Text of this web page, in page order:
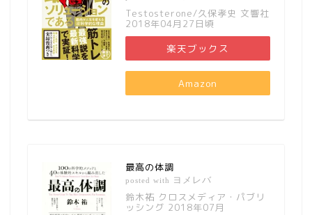
Testosterone/久保孝史 文響社
2018年04月27日頃
楽天ブックス
Amazon
最高の体調
posted with ヨメレバ
鈴木祐 クロスメディア・パブリ
ッシング 2018年07月